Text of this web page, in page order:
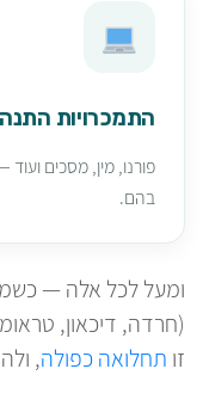
התמכרויות
פורנו, מין, מסכים
בהם.
ומעל לכל אלה —
(חרדה, דיכאון,
זו תחלואה כפולה,